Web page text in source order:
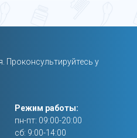
у
Режим работы:
пн-пт: 09:00-20:00
сб: 9:00-14:00